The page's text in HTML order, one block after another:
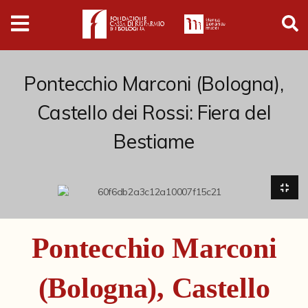
Digital
Humanities
Donazioni
Pubblicazioni
Dipinti
Disegni
Pontecchio Marconi (Bologna),
Castello dei Rossi: Fiera del
Bestiame
Pontecchio Marconi
(Bologna), Castello